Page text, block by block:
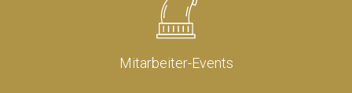
Mitarbeiter-Events